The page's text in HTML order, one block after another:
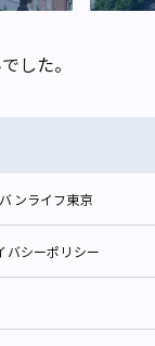
した。
ンライフ東京
バシーポリシー